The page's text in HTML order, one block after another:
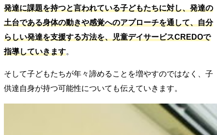
発達に課題を持つと言われている子どもたちに対し、発達の
土台である身体の動きや感覚へのアプローチを通して、自分
らしい発達を支援する方法を、児童デイサービスCREDOで
指導していきます。
そして子どもたちが年々諦めることを増やすのではなく、子
供達自身が持つ可能性についても伝えていきます。